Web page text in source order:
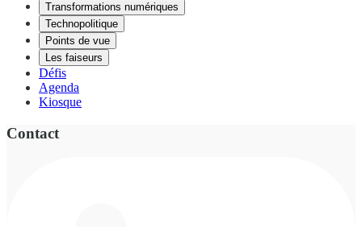
Transformations numériques
Technopolitique
Points de vue
Les faiseurs
Défis
Agenda
Kiosque
Contact